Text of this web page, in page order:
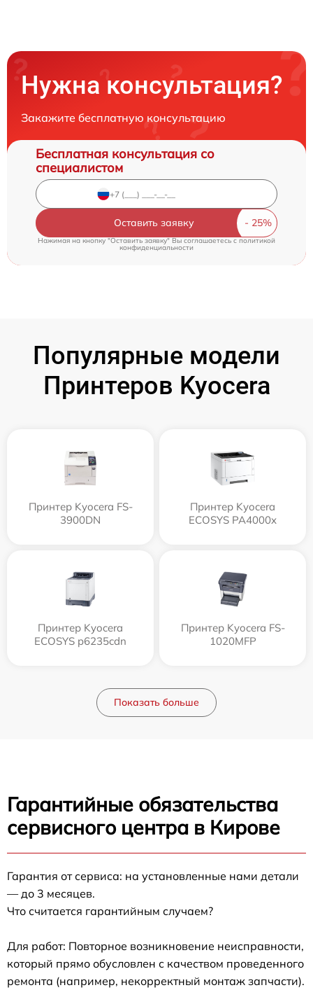
Нужна консультация?
Закажите бесплатную консультацию
Бесплатная консультация со
специалистом
Оставить заявку
Нажимая на кнопку "Оставить заявку" Вы соглашаетесь cполитикой
конфиденциальности
Популярные модели
Принтеров Kyocera
Принтер Kyocera FS-
3900DN
Принтер Kyocera
ECOSYS PA4000x
Принтер Kyocera
ECOSYS p6235cdn
Принтер Kyocera FS-
1020MFP
Показать больше
Гарантийные обязательства
сервисного центра в Кирове
Гарантия от сервиса: на установленные нами детали
— до 3 месяцев.
Что считается гарантийным случаем?
Для работ: Повторное возникновение неисправности,
который прямо обусловлен с качеством проведенного
ремонта (например, некорректный монтаж запчасти).